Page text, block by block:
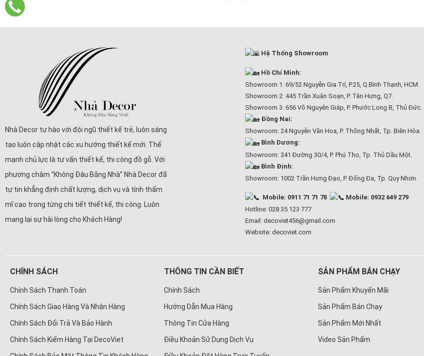
Nhà Decor tự hào với đội ngũ thiết kế trẻ, luôn sáng
tạo luôn cập nhật các xu hướng thiết kế mới. Thế
mạnh chủ lực là tư vấn thiết kế, thi công đồ gỗ. Với
phương châm “Không Đâu Bằng Nhà” Nhà Decor đã
tự tin khẳng định chất lượng, dịch vụ và tính thẩm
mĩ cao trong từng chi tiết thiết kế, thi công. Luôn
mang lại sự hài lòng cho Khách Hàng!
Hệ Thống Showroom
Hồ Chí Minh:
Showroom 1: 69/52 Nguyễn Gia Trí, P.25, Q.Bình Thạnh, HCM.
Showroom 2: 445 Trần Xuân Soạn, P. Tân Hưng, Q7.
Showroom 3: 656 Võ Nguyên Giáp, P. Phước Long B, Thủ Đức.
Đồng Nai:
Showroom: 24 Nguyễn Văn Hoa, P. Thống Nhất, Tp. Biên Hòa.
Bình Dương:
Showroom: 341 Đường 30/4, P. Phú Thọ, Tp. Thủ Dầu Một.
Bình Định:
Showroom: 1002 Trần Hưng Đạo, P. Đống Đa, Tp. Quy Nhơn.
Mobile: 0911 71 71 78
Mobile: 0932 649 279
Hotline: 028 35 123 777
Email: decoviet456@gmail.com
Website:decoviet.com
CHÍNH SÁCH
Chính Sách Thanh Toán
Chính Sách Giao Hàng Và Nhận Hàng
Chính Sách Đổi Trả Và Bảo Hành
Chính Sách Kiểm Hàng Tại DecoViet
THÔNG TIN CẦN BIẾT
Chính Sách
Hướng Dẫn Mua Hàng
Thông Tin Cửa Hàng
Điều Khoản Sử Dụng Dịch Vụ
SẢN PHẨM BÁN CHẠY
Sản Phẩm Khuyến Mãi
Sản Phẩm Bán Chạy
Sản Phẩm Mới Nhất
Video Sản Phẩm